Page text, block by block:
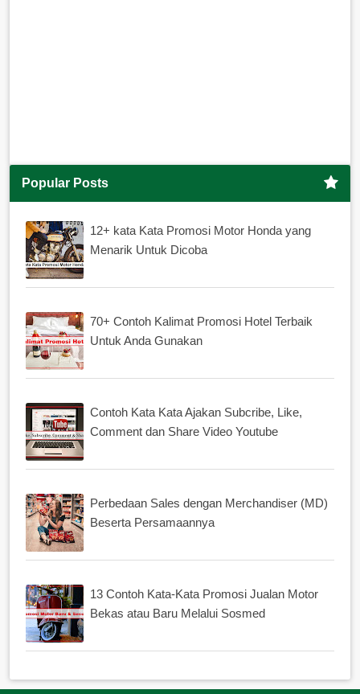
Popular Posts
12+ kata Kata Promosi Motor Honda yang
Menarik Untuk Dicoba
70+ Contoh Kalimat Promosi Hotel Terbaik
Untuk Anda Gunakan
Contoh Kata Kata Ajakan Subcribe, Like,
Comment dan Share Video Youtube
Perbedaan Sales dengan Merchandiser (MD)
Beserta Persamaannya
13 Contoh Kata-Kata Promosi Jualan Motor
Bekas atau Baru Melalui Sosmed